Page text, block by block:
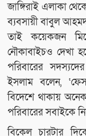
জাঙ্গিরাই এলাকা
ব্যবসায়ী বাবুল
তাই কয়েকজন
নৌকাবাইচও দেখা
পরিবারের
ইসলাম বলেন,
বিদেশে থাকায়
পরিবারের সবাইকে
বিকেল চারটার